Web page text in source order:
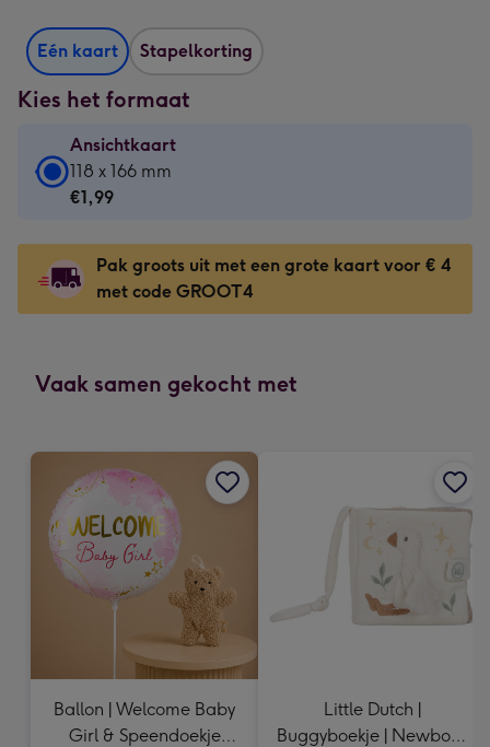
Eén kaart Stapelkorting
Kies het formaat
Ansichtkaart
Ansichtkaart
-
-
118
x
-
x
166
mm
118 x 166 mm
€1,99
Pak groots uit met een grote kaart voor € 4
met code GROOT4
Vaak samen gekocht met
Ballon | Welcome Baby
Girl & Speendoekje
Little Dutch |
Buggyboekje | Newborn